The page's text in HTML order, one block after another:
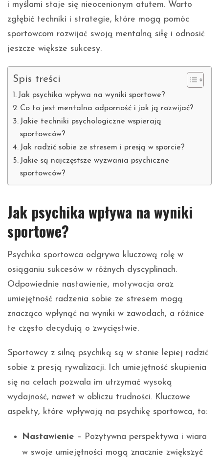
i myślami staje się nieocenionym atutem. Warto
zgłębić techniki i strategie, które mogą pomóc
sportowcom rozwijać swoją mentalną siłę i odnosić
jeszcze większe sukcesy.
Spis treści
Jak psychika wpływa na wyniki sportowe?
Co to jest mentalna odporność i jak ją rozwijać?
Jakie techniki psychologiczne wspierają
sportowców?
Jak radzić sobie ze stresem i presją w sporcie?
Jakie są najczęstsze wyzwania psychiczne
sportowców?
Jak psychika wpływa na wyniki
sportowe?
Psychika sportowca odgrywa kluczową rolę w
osiąganiu sukcesów w różnych dyscyplinach.
Odpowiednie nastawienie, motywacja oraz
umiejętność radzenia sobie ze stresem mogą
znacząco wpłynąć na wyniki w zawodach, a różnice
te często decydują o zwycięstwie.
Sportowcy z silną psychiką są w stanie lepiej radzić
sobie z presją rywalizacji. Ich umiejętność skupienia
się na celach pozwala im utrzymać wysoką
wydajność, nawet w obliczu trudności. Kluczowe
aspekty, które wpływają na psychikę sportowca, to:
Nastawienie – Pozytywna perspektywa i wiara
w swoje umiejętności mogą znacznie zwiększyć